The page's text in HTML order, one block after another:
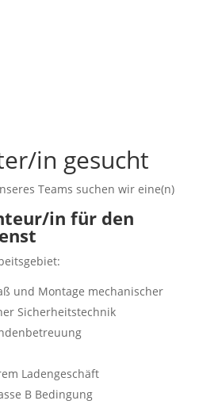
in gesucht
Teams suchen wir eine(n)
in für den
und Montage mechanischer
Sicherheitstechnik
Ladengeschäft
B Bedingung